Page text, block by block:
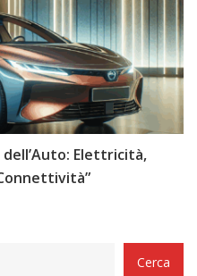
Elettricità,
Cerca